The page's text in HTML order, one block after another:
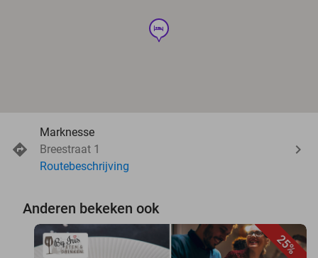
hotel
Marknesse
Breestraat 1
Routebeschrijving
Anderen bekeken ook
25%